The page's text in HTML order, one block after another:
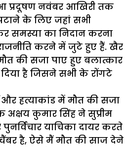
प्रदूषण नवंबर आखिरी तक
के लिए जहां सभी
समस्या का निदान करना
करने में जुटे हुए हैं. खैर
की सजा पाए हुए बलात्कार
है जिसने सभी के रोंगटे
और हत्याकांड में मौत की सजा
अक्षय कुमार सिंह ने सुप्रीम
याचिका दायर करते
है, ऐसे मैं मौत की साज देने